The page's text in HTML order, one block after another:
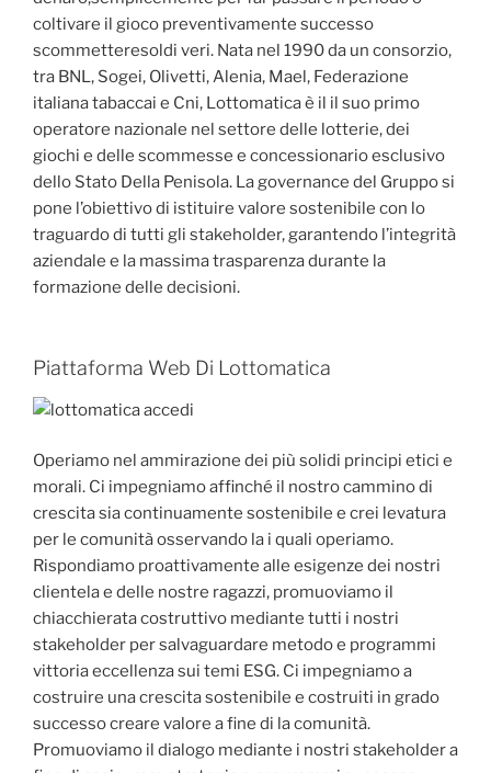
coltivare il gioco preventivamente successo
scommetteresoldi veri. Nata nel 1990 da un consorzio,
tra BNL, Sogei, Olivetti, Alenia, Mael, Federazione
italiana tabaccai e Cni, Lottomatica è il il suo primo
operatore nazionale nel settore delle lotterie, dei
giochi e delle scommesse e concessionario esclusivo
dello Stato Della Penisola. La governance del Gruppo si
pone l’obiettivo di istituire valore sostenibile con lo
traguardo di tutti gli stakeholder, garantendo l’integrità
aziendale e la massima trasparenza durante la
formazione delle decisioni.
Piattaforma Web Di Lottomatica
Operiamo nel ammirazione dei più solidi principi etici e
morali. Ci impegniamo affinché il nostro cammino di
crescita sia continuamente sostenibile e crei levatura
per le comunità osservando la i quali operiamo.
Rispondiamo proattivamente alle esigenze dei nostri
clientela e delle nostre ragazzi, promuoviamo il
chiacchierata costruttivo mediante tutti i nostri
stakeholder per salvaguardare metodo e programmi
vittoria eccellenza sui temi ESG. Ci impegniamo a
costruire una crescita sostenibile e costruiti in grado
successo creare valore a fine di la comunità.
Promuoviamo il dialogo mediante i nostri stakeholder a